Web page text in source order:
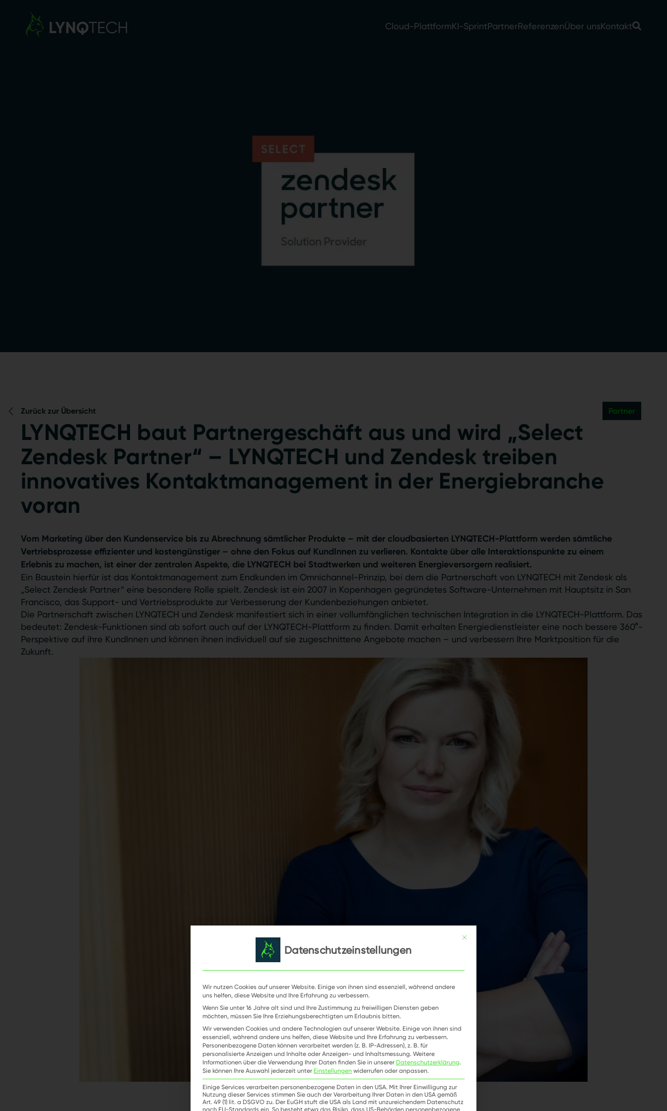
Cloud-PlattformKI-SprintPartnerReferenzenÜber unsKontakt
Zurück zur Übersicht Partner
LYNQTECH baut Partnergeschäft aus und wird „Select
Zendesk Partner“ – LYNQTECH und Zendesk treiben
innovatives Kontaktmanagement in der Energiebranche
voran
Vom Marketing über den Kundenservice bis zu Abrechnung sämtlicher Produkte – mit der cloudbasierten LYNQTECH-Plattform werden sämtliche
Vertriebsprozesse effizienter und kostengünstiger – ohne den Fokus auf KundInnen zu verlieren. Kontakte über alle Interaktionspunkte zu einem
Erlebnis zu machen, ist einer der zentralen Aspekte, die LYNQTECH bei Stadtwerken und weiteren Energieversorgern realisiert.
Ein Baustein hierfür ist das Kontaktmanagement zum Endkunden im Omnichannel-Prinzip, bei dem die Partnerschaft von LYNQTECH mit Zendesk als
„Select Zendesk Partner“ eine besondere Rolle spielt. Zendesk ist ein 2007 in Kopenhagen gegründetes Software-Unternehmen mit Hauptsitz in San
Francisco, das Support- und Vertriebsprodukte zur Verbesserung der Kundenbeziehungen anbietet.
Die Partnerschaft zwischen LYNQTECH und Zendesk manifestiert sich in einer vollumfänglichen technischen Integration in die LYNQTECH-Plattform. Das
bedeutet: Zendesk-Funktionen sind ab sofort auch auf der LYNQTECH-Plattform zu finden. Damit erhalten Energiedienstleister eine noch bessere 360°-
Perspektive auf ihre KundInnen und können ihnen individuell auf sie zugeschnittene Angebote machen – und verbessern Ihre Marktposition für die
Zukunft.
Mit diesem Button wird der Dialog geschlossen. Seine Funktionalität ist
Datenschutzeinstellungen
Wir nutzen Cookies auf unserer Website. Einige von ihnen sind essenziell, während andere
uns helfen, diese Website und Ihre Erfahrung zu verbessern.
Wenn Sie unter 16 Jahre alt sind und Ihre Zustimmung zu freiwilligen Diensten geben
möchten, müssen Sie Ihre Erziehungsberechtigten um Erlaubnis bitten.
Wir verwenden Cookies und andere Technologien auf unserer Website. Einige von ihnen sind
essenziell, während andere uns helfen, diese Website und Ihre Erfahrung zu verbessern.
Personenbezogene Daten können verarbeitet werden (z. B. IP-Adressen), z. B. für
personalisierte Anzeigen und Inhalte oder Anzeigen- und Inhaltsmessung. Weitere
Informationen über die Verwendung Ihrer Daten finden Sie in unserer Datenschutzerklärung.
Sie können Ihre Auswahl jederzeit unter Einstellungen widerrufen oder anpassen.
Einige Services verarbeiten personenbezogene Daten in den USA. Mit Ihrer Einwilligung zur
Nutzung dieser Services stimmen Sie auch der Verarbeitung Ihrer Daten in den USA gemäß
Art. 49 (1) lit. a DSGVO zu. Der EuGH stuft die USA als Land mit unzureichendem Datenschutz
nach EU-Standards ein. So besteht etwa das Risiko, dass US-Behörden personenbezogene